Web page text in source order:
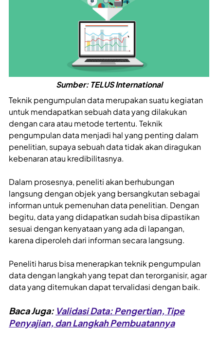
Sumber: TELUS International
Teknik pengumpulan data merupakan suatu kegiatan
untuk mendapatkan sebuah data yang dilakukan
dengan cara atau metode tertentu. Teknik
pengumpulan data menjadi hal yang penting dalam
penelitian, supaya sebuah data tidak akan diragukan
kebenaran atau kredibilitasnya.
Dalam prosesnya, peneliti akan berhubungan
langsung dengan objek yang bersangkutan sebagai
informan untuk pemenuhan data penelitian. Dengan
begitu, data yang didapatkan sudah bisa dipastikan
sesuai dengan kenyataan yang ada di lapangan,
karena diperoleh dari informan secara langsung.
Peneliti harus bisa menerapkan teknik pengumpulan
data dengan langkah yang tepat dan terorganisir, agar
data yang ditemukan dapat tervalidasi dengan baik.
Baca Juga: Validasi Data: Pengertian, Tipe
Penyajian, dan Langkah Pembuatannya